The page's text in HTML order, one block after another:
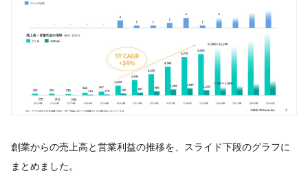
創業からの売上高と営業利益の推移を、スライド下段のグラフに
まとめました。